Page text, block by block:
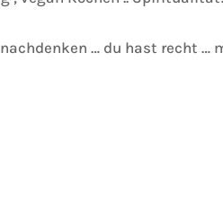
… du hast recht …